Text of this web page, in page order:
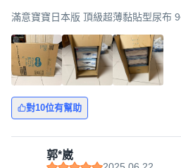
滿意寶寶日本版 頂級超薄黏貼型尿布
對10位有幫助
郭*崴